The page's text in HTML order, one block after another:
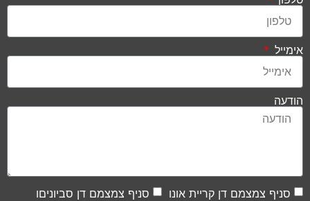
אימייל
הודעה
סניף צמצמם דן קריית אונו סניף צמצמם דן סביוניםו